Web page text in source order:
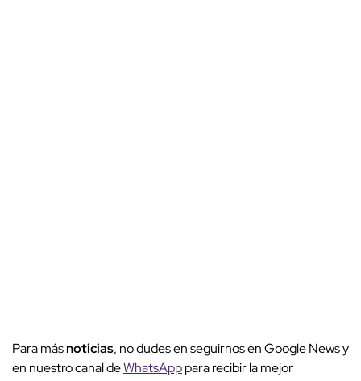
Para másnoticias, no dudes en seguirnos en Google News y
en nuestro canal deWhatsApppara recibir la mejor